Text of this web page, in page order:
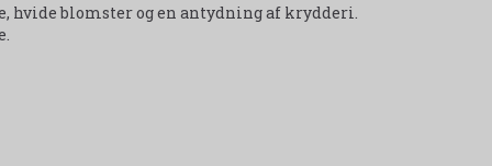
hvide blomster og en antydning af krydderi.